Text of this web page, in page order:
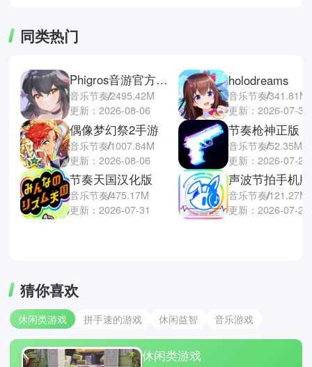
同类热门
Phigros音游官方正版
音乐节奏2495.42M
更新：2026-08-06
偶像梦幻祭2手游
音乐节奏1007.84M
更新：2026-08-06
节奏天国汉化版
音乐节奏475.17M
更新：2026-07-31
holodreams
音乐节奏341.81M
更新：2026-07-30
节奏枪神正版
音乐节奏52.35M
更新：2026-07-29
声波节拍手机版
音乐节奏121.27M
更新：2026-07-24
猜你喜欢
休闲类游戏 拼手速的游戏 休闲益智 音乐游戏
休闲类游戏